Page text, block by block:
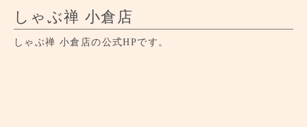
ご予約はこちら
しゃぶ禅 小倉店
しゃぶ禅 小倉店の公式HPです。